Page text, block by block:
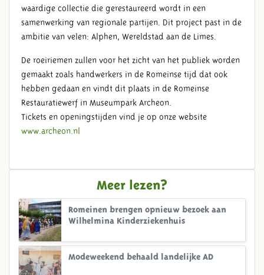
waardige collectie die gerestaureerd wordt in een
samenwerking van regionale partijen. Dit project past in de
ambitie van velen: Alphen, Wereldstad aan de Limes.
De roeiriemen zullen voor het zicht van het publiek worden
gemaakt zoals handwerkers in de Romeinse tijd dat ook
hebben gedaan en vindt dit plaats in de Romeinse
Restauratiewerf in Museumpark Archeon.
Tickets en openingstijden vind je op onze website
www.archeon.nl
Meer lezen?
Romeinen brengen opnieuw bezoek aan
Wilhelmina Kinderziekenhuis
Modeweekend behaald landelijke AD